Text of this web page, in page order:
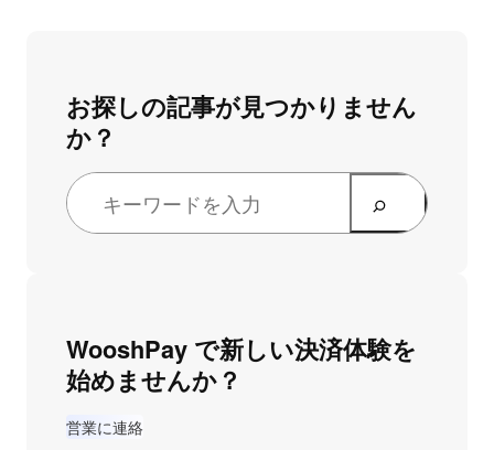
お探しの記事が見つかりません
か？
WooshPay で新しい決済体験を
始めませんか？
営業に連絡